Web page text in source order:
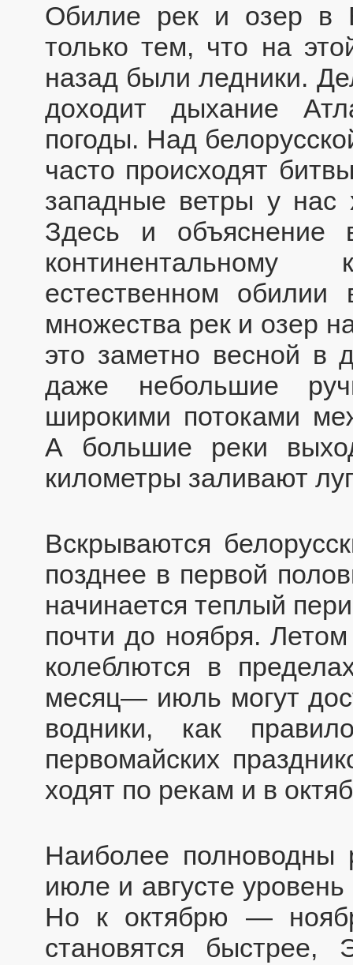
Обилие рек и озер в
только тем, что на
назад были ледники.
доходит дыхание
погоды. Над
часто происходят
западные ветры у нас
Здесь и объяснение
естественном обилии
множества рек и озер
это заметно весной в
даже небольшие
широкими потоками
А большие реки
километры заливают
Вскрываются
позднее в первой
начинается теплый
почти до ноября.
колеблются в
месяц— июль могут
водники, как
первомайских
ходят по рекам и в
Наиболее
июле и августе
Но к октябрю —
становятся